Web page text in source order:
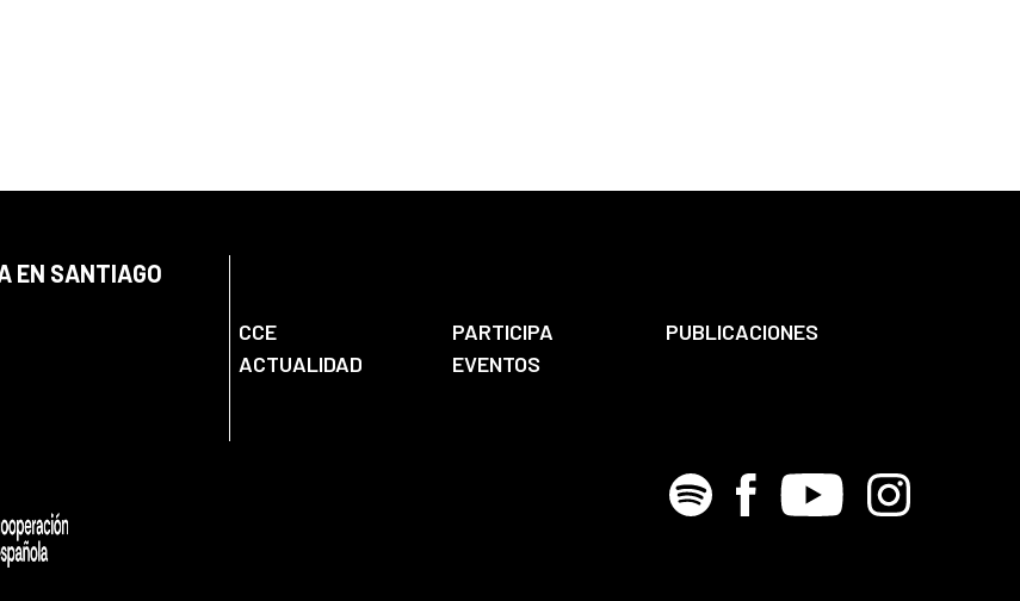
EN SANTIAGO
CCE PARTICIPA
PUBLICACIONES
ACTUALIDAD
EVENTOS
Spotify Facebook
Youtube Instagram